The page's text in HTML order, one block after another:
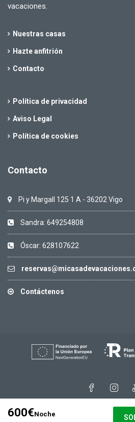
600€Noche
vacaciones.
Nuestras casas
Hazte anfitrión
Contacto
Política de privacidad
Aviso Legal
Política de cookies
Contacto
Pi y Margall 125 1 A - 36202 Vigo
Sandra: 649254808
Óscar: 628107622
Contáctenos